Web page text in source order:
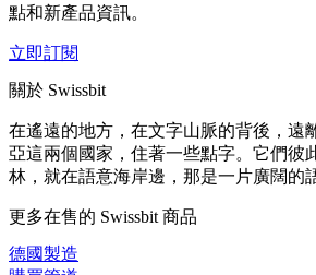
點和新產品資訊。
立即訂閱
關於 Swissbit
在遙遠的地方，在文字山脈的背後，遠
亞這兩個國家，住著一些點字。它們彼
林，就在語意海岸邊，那是一片廣闊的
更多在售的 Swissbit 商品
德國製造